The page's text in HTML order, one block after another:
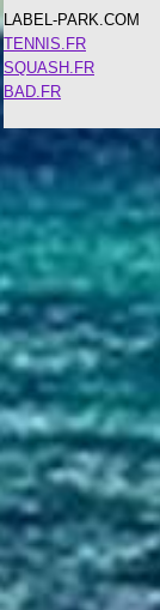
LABEL-PARK.COM
TENNIS.FR
SQUASH.FR
BAD.FR